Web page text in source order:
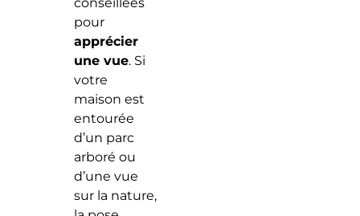
pour
apprécier
une vue. Si
votre
maison est
entourée
d’un parc
arboré ou
d’une vue
sur la nature,